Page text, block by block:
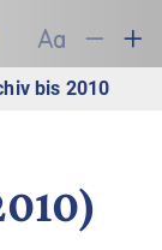
Modus
Schrift auf
Schrift
bis 2010